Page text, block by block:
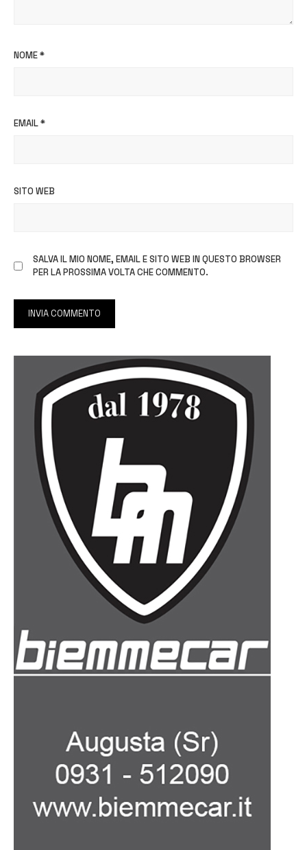
NOME*
EMAIL*
SITO WEB
SALVA IL MIO NOME, EMAIL E SITO WEB IN QUESTO BROWSER
PER LA PROSSIMA VOLTA CHE COMMENTO.